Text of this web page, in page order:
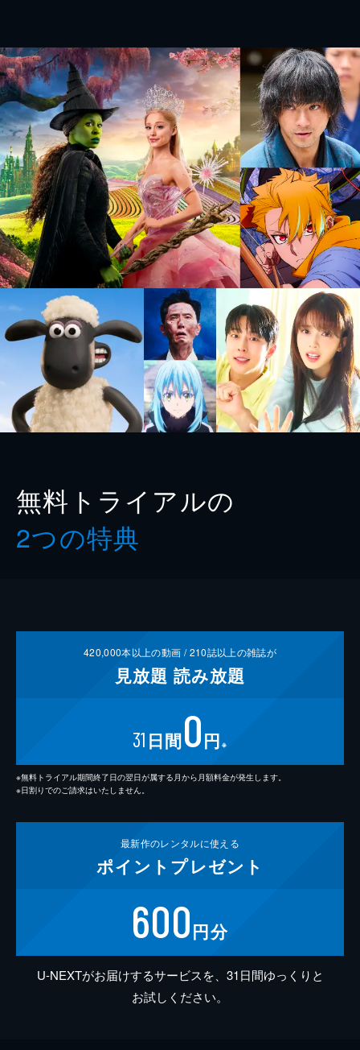
無料トライアルの
2つの特典
420,000本以上の動画 /210誌以上の雑誌が
見放題 読み放題
31 日間0円 ※
※無料トライアル期間終了日の翌日が属する月から月額料金が発生します。
※日割りでのご請求はいたしません。
最新作のレンタルに使える
ポイント プレゼント
600円分
U-NEXTがお届けするサービスを、31日間ゆっくりと
お試しください。